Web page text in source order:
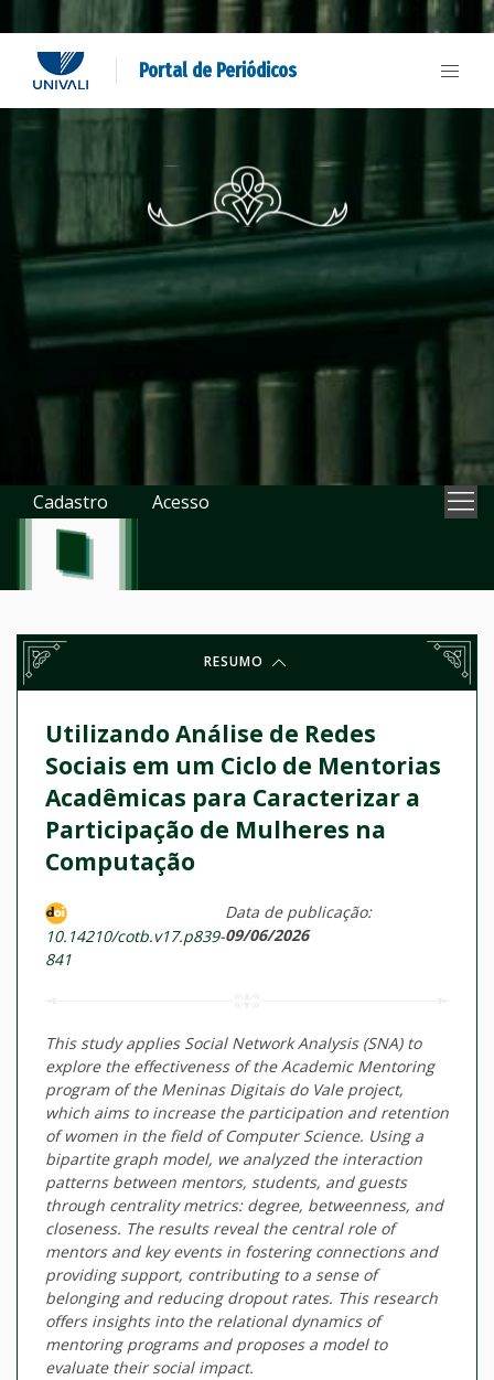
Portal de Periódicos
Cadastro Acesso
RESUMO
Utilizando Análise de Redes
Sociais em um Ciclo de Mentorias
Acadêmicas para Caracterizar a
Participação de Mulheres na
Computação
10.14210/cotb.v17.p839-
841
Data de publicação:
09/06/2026
This study applies Social Network Analysis (SNA) to
explore the effectiveness of the Academic Mentoring
program of the Meninas Digitais do Vale project,
which aims to increase the participation and retention
of women in the field of Computer Science. Using a
bipartite graph model, we analyzed the interaction
patterns between mentors, students, and guests
through centrality metrics: degree, betweenness, and
closeness. The results reveal the central role of
mentors and key events in fostering connections and
providing support, contributing to a sense of
belonging and reducing dropout rates. This research
offers insights into the relational dynamics of
mentoring programs and proposes a model to
evaluate their social impact.